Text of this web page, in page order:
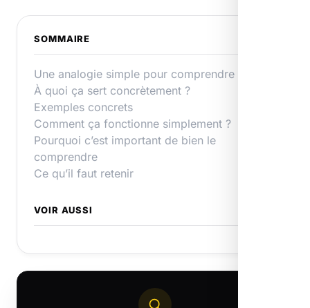
SOMMAIRE
Une analogie simple pour comprendre
À quoi ça sert concrètement ?
Exemples concrets
Comment ça fonctionne simplement ?
Pourquoi c’est important de bien le
comprendre
Ce qu’il faut retenir
VOIR AUSSI